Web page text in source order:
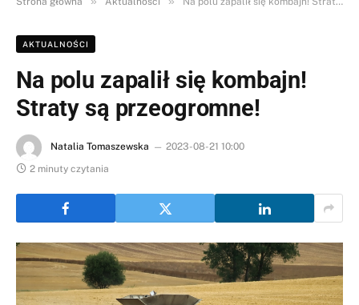
AKTUALNOŚCI
Na polu zapalił się kombajn!
Straty są przeogromne!
Natalia Tomaszewska
2023-08-21 10:00
2 minuty czytania